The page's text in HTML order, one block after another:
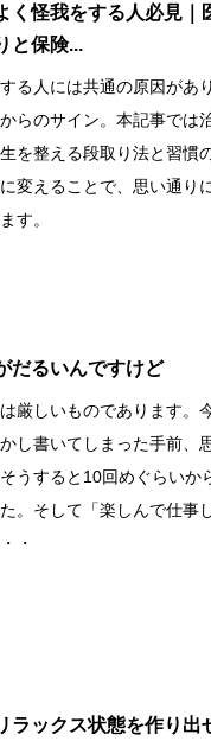
く怪我をする人必見
と保険...
る人には共通の原因があ
らのサイン。本記事では
を整える段取り法と習慣
変えることで、思い通り
す。
だるいんですけど
厳しいものであります。
し書いてしまった手前、
うすると10回めぐらいか
。そして「楽しんで仕事
・
ラックス状態を作り出